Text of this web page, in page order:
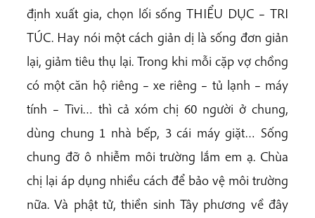
định xuất gia, chọn lối sống THIỂU DỤC – TRI
TÚC. Hay nói một cách giản dị là sống đơn giản
lại, giảm tiêu thụ lại. Trong khi mỗi cặp vợ chồng
có một căn hộ riêng – xe riêng – tủ lạnh – máy
tính – Tivi… thì cả xóm chị 60 người ở chung,
dùng chung 1 nhà bếp, 3 cái máy giặt… Sống
chung đỡ ô nhiễm môi trường lắm em ạ. Chùa
chị lại áp dụng nhiều cách để bảo vệ môi trường
nữa. Và phật tử, thiền sinh Tây phương về đây